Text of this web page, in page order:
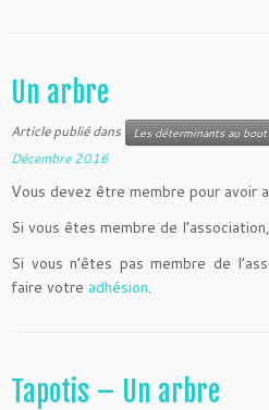
Un arbre
Article publié dans Les déterminants au
Décembre 2016
Vous devez être membre pour avoir
Si vous êtes membre de
Si vous n’êtes pas membre de
faire votre adhésion.
Tapotis – Un arbre